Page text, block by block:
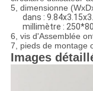
5, dimensionne
dans :
millimètre :
6, vis d'Assemblée
7, pieds de montage
Images